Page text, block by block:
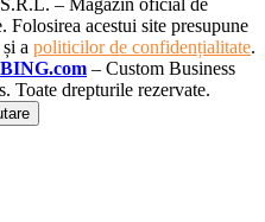
Folosirea acestui site presupune
și a politicilor de confidențialitate.
– Custom Business
Toate drepturile rezervate.